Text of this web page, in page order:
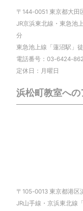
〒144-0051 東京都大田
JR京浜東北線・東急池
分
東急池上線「蓮沼駅」
電話番号：03-6424-
定休日：月曜日
浜松町教室への
〒105-0013 東京都港区
JR山手線・京浜東北線